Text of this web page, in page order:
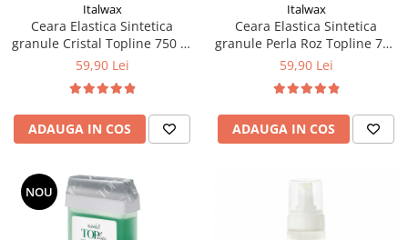
Italwax
Ceara Elastica Sintetica
granule Cristal Topline 750 gr
Italwax
59,90 Lei
ADAUGA IN COS
Italwax
Ceara Elastica Sintetica
granule Perla Roz Topline 750
gr Italwax
59,90 Lei
ADAUGA IN COS
NOU